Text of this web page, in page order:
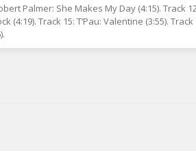
Palmer: She Makes My Day (4:15). Track
Track 15: T’Pau: Valentine (3:55).